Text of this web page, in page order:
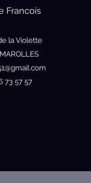
Francois
la Violette
73 57 57